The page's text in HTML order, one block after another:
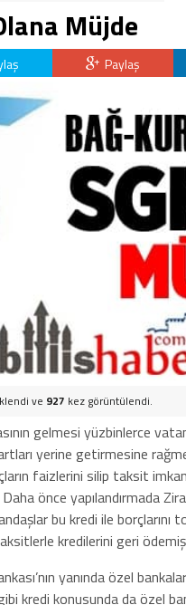
Müjde
Paylaş
ve 927 kez görüntülendi.
gelmesi yüzbinlerce
yerine getirmesine
faizlerini silip taksit
önce yapılandırmada
bu kredi ile
kredilerini geri
yanında özel
kredi konusunda da özel